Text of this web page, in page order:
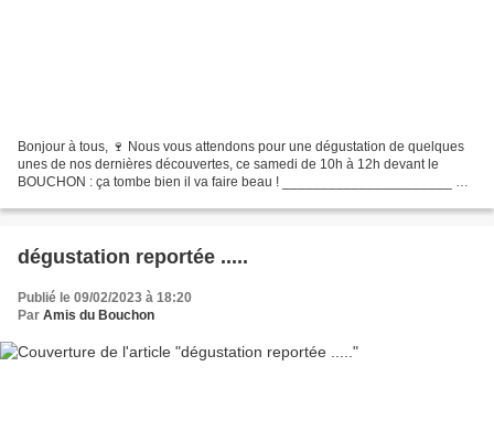
Bonjour à tous, 🍷 Nous vous attendons pour une dégustation de quelques
unes de nos dernières découvertes, ce samedi de 10h à 12h devant le
BOUCHON : ça tombe bien il va faire beau ! ______________________ 🍣
dégustation reportée .....
Publié le 09/02/2023 à 18:20
Par Amis du Bouchon